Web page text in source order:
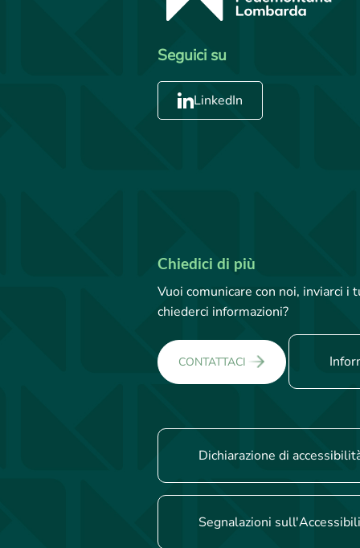
Seguici su
LinkedIn
Chiedici di più
Vuoi comunicare con noi, inviarci
chiederci informazioni?
CONTATTACI
Dichiarazione di
Segnalazioni